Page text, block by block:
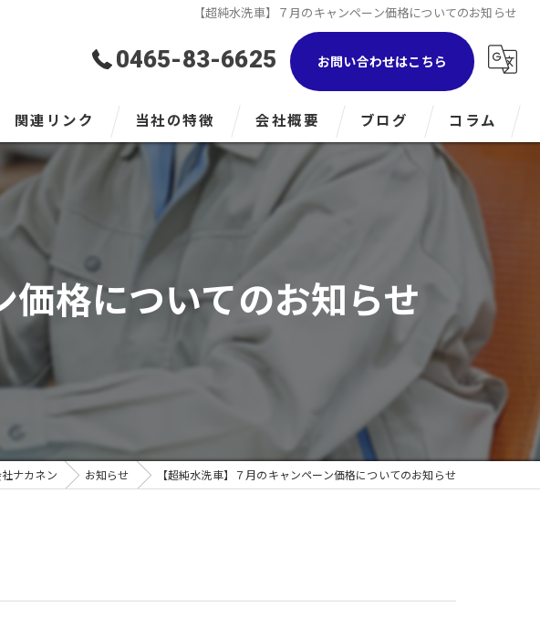
【超純水洗車】７月のキャンペーン価格についてのお知らせ
0465-83-6625 お問い合わせはこちら
関連リンク 当社の特徴
キッチン
LPガス
会社概要 ブログ コラム
価格についてのお知らせ
ナカネン お知らせ 【超純水洗車】７月のキャンペーン価格についてのお知らせ